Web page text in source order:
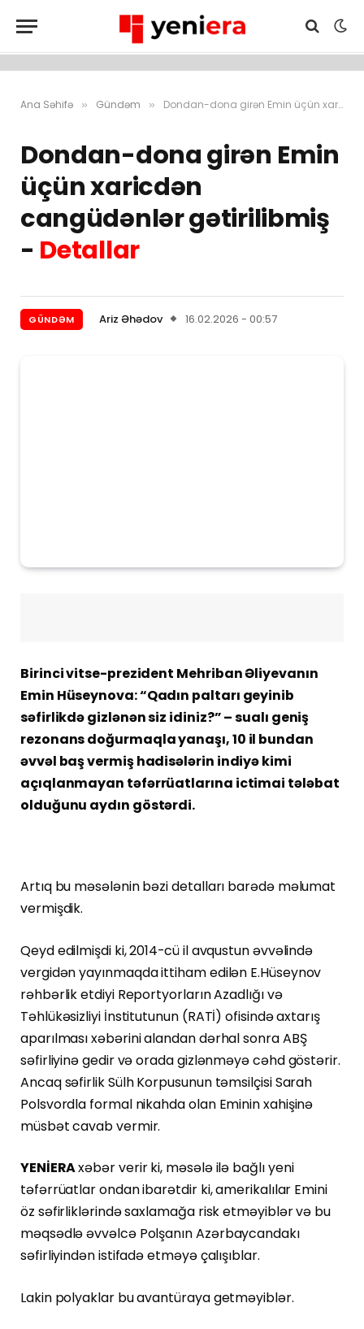
Ana Səhifə » Gündəm » Dondan-dona girən Emin üçün xaricdən cangüdənlər gətirilibmiş – Detallar
Dondan-dona girən Emin
üçün xaricdən
cangüdənlər gətirilibmiş
- Detallar
GÜNDƏM Ariz Əhədov 16.02.2026 - 00:57
Birinci vitse-prezident Mehriban Əliyevanın
Emin Hüseynova: “Qadın paltarı geyinib
səfirlikdə gizlənən siz idiniz?” – sualı geniş
rezonans doğurmaqla yanaşı, 10 il bundan
əvvəl baş vermiş hadisələrin indiyə kimi
açıqlanmayan təfərrüatlarına ictimai tələbat
olduğunu aydın göstərdi.
Artıq bu məsələnin bəzi detalları barədə məlumat
vermişdik.
Qeyd edilmişdi ki, 2014-cü il avqustun əvvəlində
vergidən yayınmaqda ittiham edilən E.Hüseynov
rəhbərlik etdiyi Reportyorların Azadlığı və
Təhlükəsizliyi İnstitutunun (RATİ) ofisində axtarış
aparılması xəbərini alandan dərhal sonra ABŞ
səfirliyinə gedir və orada gizlənməyə cəhd göstərir.
Ancaq səfirlik Sülh Korpusunun təmsilçisi Sarah
Polsvordla formal nikahda olan Eminin xahişinə
müsbət cavab vermir.
YENİERAxəbər verir ki, məsələ ilə bağlı yeni
təfərrüatlar ondan ibarətdir ki, amerikalılar Emini
öz səfirliklərində saxlamağa risk etməyiblər və bu
məqsədlə əvvəlcə Polşanın Azərbaycandakı
səfirliyindən istifadə etməyə çalışıblar.
Lakin polyaklar bu avantüraya getməyiblər.